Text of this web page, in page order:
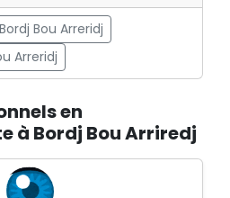
Bou Arreridj
Arreridj
en
à Bordj Bou Arriredj